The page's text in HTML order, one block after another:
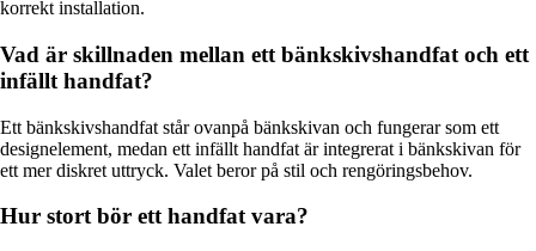
korrekt installation.
Vad är skillnaden mellan ett bänkskivshandfat och ett
infällt handfat?
Ett bänkskivshandfat står ovanpå bänkskivan och fungerar som ett
designelement, medan ett infällt handfat är integrerat i bänkskivan för
ett mer diskret uttryck. Valet beror på stil och rengöringsbehov.
Hur stort bör ett handfat vara?